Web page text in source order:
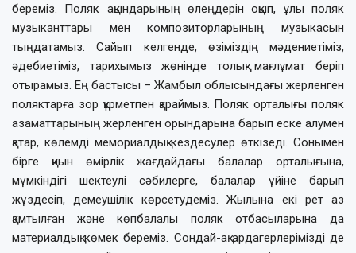
береміз. Поляк ақындарының өлеңдерін оқып, ұлы поляк
музыканттары мен композиторларының музыкасын
тыңдатамыз. Сайып келгенде, өзіміздің мәдениетіміз,
әдебиетіміз, тарихымыз жөнінде толық мағлұмат беріп
отырамыз. Ең бастысы – Жамбыл облысындағы жерленген
поляктарға зор құрметпен қараймыз. Поляк орталығы поляк
азаматтарының жерленген орындарына барып еске алумен
қатар, көлемді мемориалдық кездесулер өткізеді. Сонымен
бірге қиын өмірлік жағдайдағы балалар орталығына,
мүмкіндігі шектеулі сәбилерге, балалар үйіне барып
жүздесіп, демеушілік көрсетудеміз. Жылына екі рет аз
қамтылған және көпбалалы поляк отбасыларына да
материалдық көмек береміз. Сондай-ақ ардагерлерімізді де